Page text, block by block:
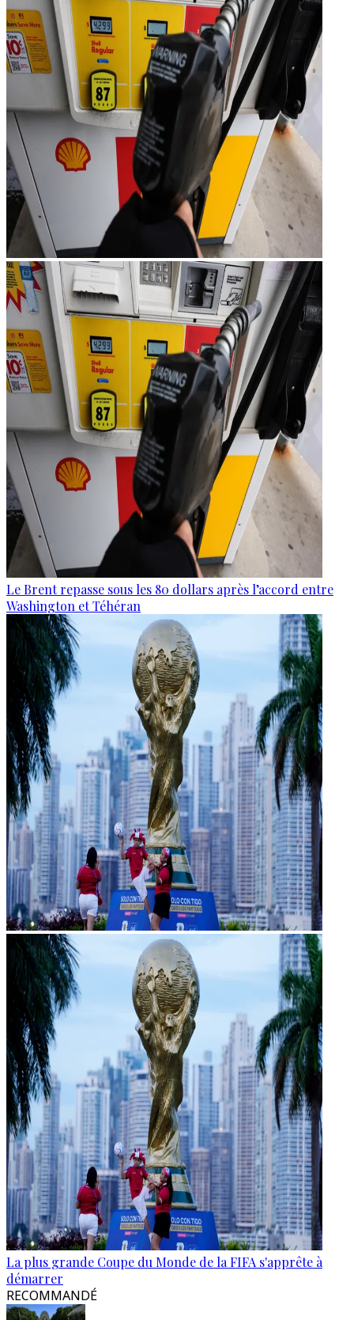
Le Brent repasse sous les 80 dollars après l’accord entre
Washington et Téhéran
La plus grande Coupe du Monde de la FIFA s'apprête à
démarrer
RECOMMANDÉ